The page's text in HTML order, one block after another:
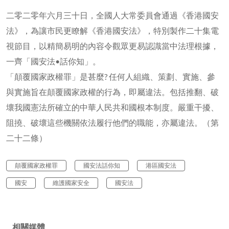
二零二零年六月三十日，全國人大常委員會通過《香港國安
法》，為讓市民更瞭解《香港國安法》，特別製作二十集電
視節目，以精簡易明的內容令觀眾更易認識當中法理根據，
一齊「國安法•話你知」。
「顛覆國家政權罪」是甚麼? 任何人組織、策劃、實施、參
與實施旨在顛覆國家政權的行為，即屬違法。包括推翻、破
壞我國憲法所確立的中華人民共和國根本制度。嚴重干擾、
阻撓、破壞這些機關依法履行他們的職能，亦屬違法。（第
二十二條）
顛覆國家政權罪 國安法話你知 港區國安法
國安 維護國家安全 國安法
相關媒體